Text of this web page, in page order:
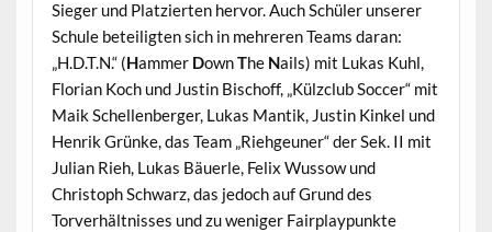
Sieger und Platzierten hervor. Auch Schüler unserer
Schule beteiligten sich in mehreren Teams daran:
„H.D.T.N.“ (Hammer DownThe Nails) mit Lukas Kuhl,
Florian Koch und Justin Bischoff, „Külzclub Soccer“ mit
Maik Schellenberger, Lukas Mantik, Justin Kinkel und
Henrik Grünke, das Team „Riehgeuner“ der Sek. II mit
Julian Rieh, Lukas Bäuerle, Felix Wussow und
Christoph Schwarz, das jedoch auf Grund des
Torverhältnisses und zu weniger Fairplaypunkte